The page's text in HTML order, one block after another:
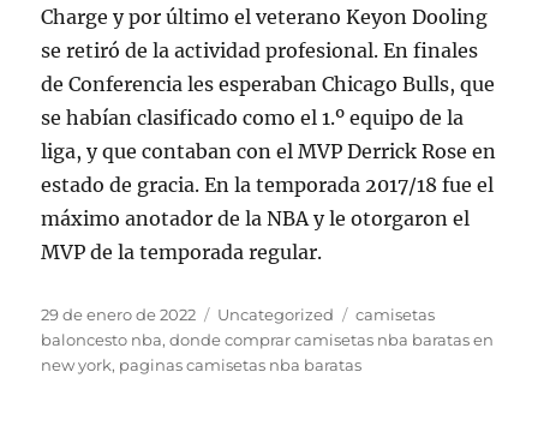
Charge y por último el veterano Keyon Dooling
se retiró de la actividad profesional. En finales
de Conferencia les esperaban Chicago Bulls, que
se habían clasificado como el 1.º equipo de la
liga, y que contaban con el MVP Derrick Rose en
estado de gracia. En la temporada 2017/18 fue el
máximo anotador de la NBA y le otorgaron el
MVP de la temporada regular.
Publicado
el
29 de enero de 2022 Categorías
Uncategorized Etiquetas
camisetas
baloncesto nba,donde comprar camisetas nba baratas en
new york, paginas camisetas nba baratas